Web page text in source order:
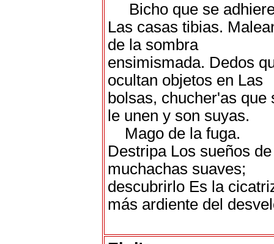
Bicho que se
Las casas tibias.
de la sombra
ensimismada. Dedos
ocultan objetos en Las
bolsas, chucher'as que
le unen y son suyas.
Mago de la fuga.
Destripa Los sueños de
muchachas suaves;
descubrirlo Es la
más ardiente del